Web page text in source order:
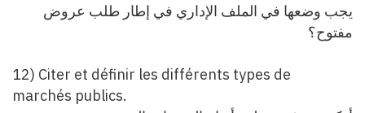
يجب وضعها في الملف الإداري في إطار طلب عروض
مفتوح؟
12) Citer et définir les différents types de
marchés publics.